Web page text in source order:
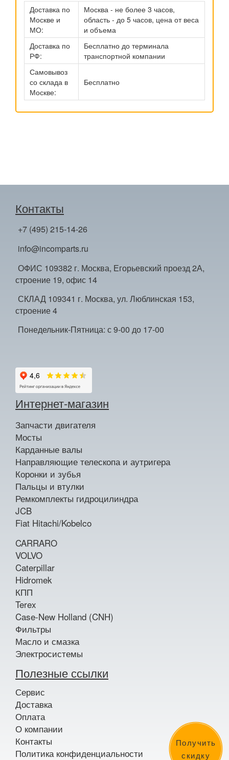
Получить
скидку
Доставка по
Москве и
МО:
Москва - не более 3 часов,
область - до 5 часов, цена от веса
и объема
Доставка по
РФ:
Бесплатно до терминала
транспортной компании
Самовывоз
со склада в
Москве:
Бесплатно
Контакты
+7 (495) 215-14-26
info@incomparts.ru
ОФИС 109382 г. Москва, Егорьевский проезд 2А,
строение 19, офис 14
СКЛАД 109341 г. Москва, ул. Люблинская 153,
строение 4
Понедельник-Пятница: с 9-00 до 17-00
Интернет-магазин
Запчасти двигателя
Мосты
Карданные валы
Направляющие телескопа и аутригера
Коронки и зубья
Пальцы и втулки
Ремкомплекты гидроцилиндра
JCB
Fiat Hitachi/Kobelco
CARRARO
VOLVO
Caterpillar
Hidromek
КПП
Terex
Case-New Holland (CNH)
Фильтры
Масло и смазка
Электросистемы
Полезные ссылки
Сервис
Доставка
Оплата
О компании
Контакты
Политика конфиденциальности